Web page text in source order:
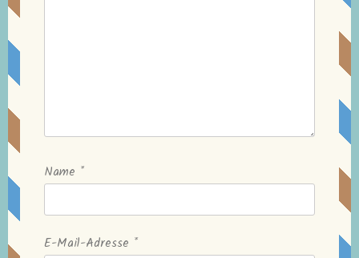
Name *
E-Mail-Adresse *